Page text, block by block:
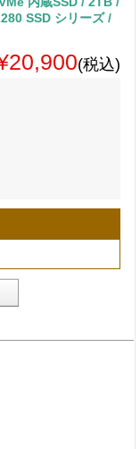
SSD シリーズ /
(税込)